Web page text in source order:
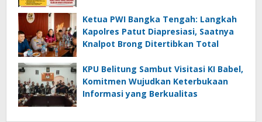
Ketua PWI Bangka Tengah: Langkah
Kapolres Patut Diapresiasi, Saatnya
Knalpot Brong Ditertibkan Total
KPU Belitung Sambut Visitasi KI Babel,
Komitmen Wujudkan Keterbukaan
Informasi yang Berkualitas